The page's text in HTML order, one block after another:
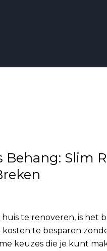
Behang: Slim
te renoveren, is het
te besparen
keuzes die je kunt